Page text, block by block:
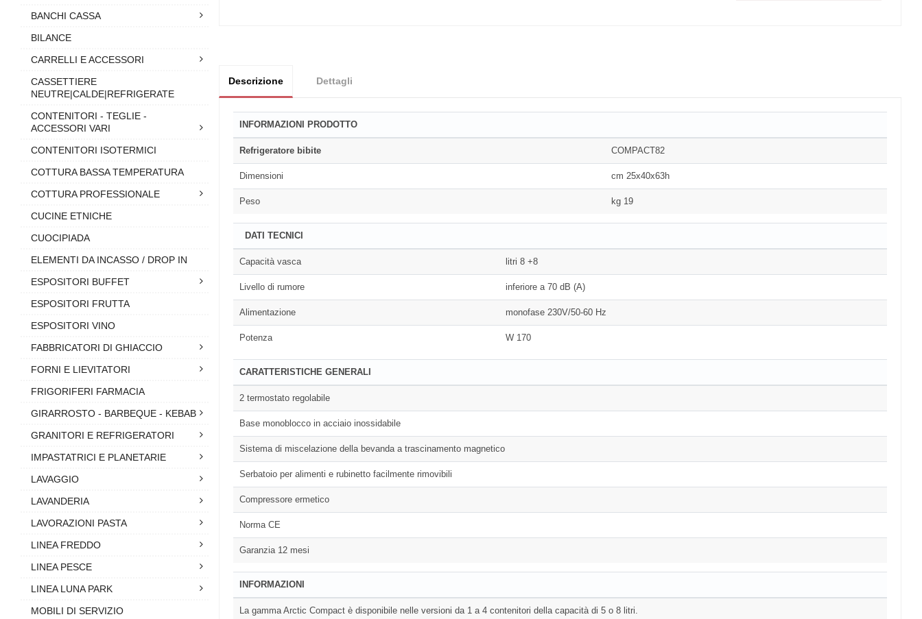
Descrizione Dettagli
INFORMAZIONI PRODOTTO
Refrigeratore bibite COMPACT82
Dimensioni cm 25x40x63h
Peso kg 19
DATI TECNICI
Capacità vasca litri 8 +8
Livello di rumore inferiore a 70 dB (A)
Alimentazione monofase 230V/50-60 Hz
Potenza W 170
CARATTERISTICHE GENERALI
2 termostato regolabile
Base monoblocco in acciaio inossidabile
Sistema di miscelazione della bevanda a trascinamento magnetico
Serbatoio per alimenti e rubinetto facilmente rimovibili
Compressore ermetico
Norma CE
Garanzia 12 mesi
INFORMAZIONI
La gamma Arctic Compact è disponibile nelle versioni da 1 a 4 contenitori della capacità di 5 o 8 litri.
BANCHI CASSA
BILANCE
CARRELLI E ACCESSORI
CASSETTIERE
NEUTRE|CALDE|REFRIGERATE
CONTENITORI - TEGLIE -
ACCESSORI VARI
CONTENITORI ISOTERMICI
COTTURA BASSA TEMPERATURA
COTTURA PROFESSIONALE
CUCINE ETNICHE
CUOCIPIADA
ELEMENTI DA INCASSO / DROP IN
ESPOSITORI BUFFET
ESPOSITORI FRUTTA
ESPOSITORI VINO
FABBRICATORI DI GHIACCIO
FORNI E LIEVITATORI
FRIGORIFERI FARMACIA
GIRARROSTO - BARBEQUE - KEBAB
GRANITORI E REFRIGERATORI
IMPASTATRICI E PLANETARIE
LAVAGGIO
LAVANDERIA
LAVORAZIONI PASTA
LINEA FREDDO
LINEA PESCE
LINEA LUNA PARK
MOBILI DI SERVIZIO